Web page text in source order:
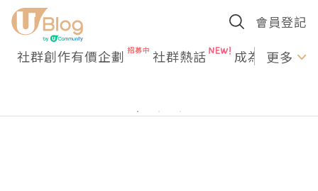
會員登記
社群創作有價企劃 社群熱話 成為U更多